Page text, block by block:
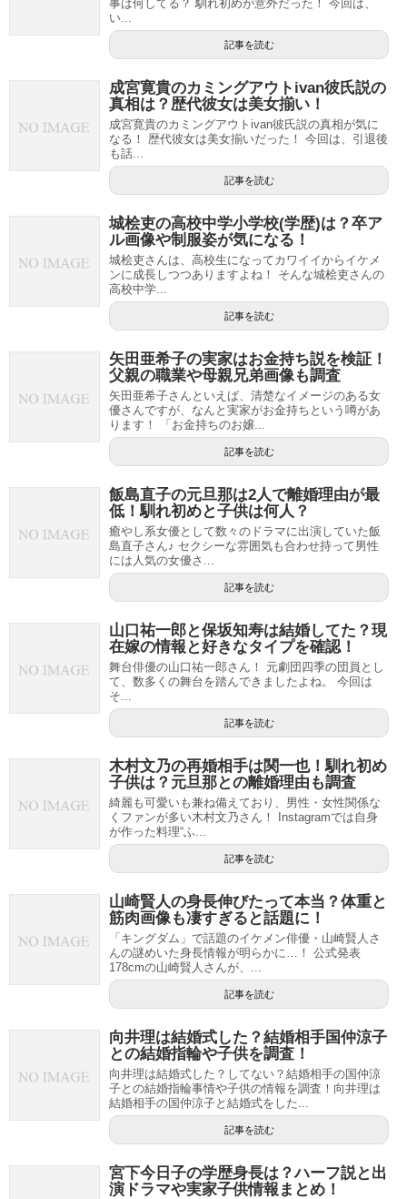
事は何してる？ 馴れ初めが意外だった！ 今回は、
い...
記事を読む
成宮寛貴のカミングアウトivan彼氏説の
真相は？歴代彼女は美女揃い！
成宮寛貴のカミングアウトivan彼氏説の真相が気に
なる！ 歴代彼女は美女揃いだった！ 今回は、引退後
も話...
記事を読む
城桧吏の高校中学小学校(学歴)は？卒ア
ル画像や制服姿が気になる！
城桧吏さんは、高校生になってカワイイからイケメ
ンに成長しつつありますよね！ そんな城桧吏さんの
高校中学...
記事を読む
矢田亜希子の実家はお金持ち説を検証！
父親の職業や母親兄弟画像も調査
矢田亜希子さんといえば、清楚なイメージのある女
優さんですが、なんと実家がお金持ちという噂があ
ります！ 「お金持ちのお嬢...
記事を読む
飯島直子の元旦那は2人で離婚理由が最
低！馴れ初めと子供は何人？
癒やし系女優として数々のドラマに出演していた飯
島直子さん♪ セクシーな雰囲気も合わせ持って男性
には人気の女優さ...
記事を読む
山口祐一郎と保坂知寿は結婚してた？現
在嫁の情報と好きなタイプを確認！
舞台俳優の山口祐一郎さん！ 元劇団四季の団員とし
て、数多くの舞台を踏んできましたよね。 今回は
そ...
記事を読む
木村文乃の再婚相手は関一也！馴れ初め
子供は？元旦那との離婚理由も調査
綺麗も可愛いも兼ね備えており、男性・女性関係な
くファンが多い木村文乃さん！ Instagramでは自身
が作った料理“ふ...
記事を読む
山崎賢人の身長伸びたって本当？体重と
筋肉画像も凄すぎると話題に！
「キングダム」で話題のイケメン俳優・山崎賢人さ
んの謎めいた身長情報が明らかに…！ 公式発表
178cmの山崎賢人さんが、...
記事を読む
向井理は結婚式した？結婚相手国仲涼子
との結婚指輪や子供を調査！
向井理は結婚式した？してない？結婚相手の国仲涼
子との結婚指輪事情や子供の情報を調査！向井理は
結婚相手の国仲涼子と結婚式をした...
記事を読む
宮下今日子の学歴身長は？ハーフ説と出
演ドラマや実家子供情報まとめ！